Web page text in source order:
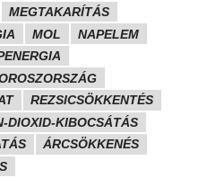
MEGTAKARÍTÁS
MOL
NAPELEM
REZSICSÖKKENTÉS
DIOXID-KIBOCSÁTÁS
ÁRCSÖKKENÉS